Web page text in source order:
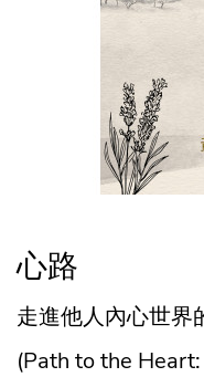
心路
走進他人內心世界
(Path to the